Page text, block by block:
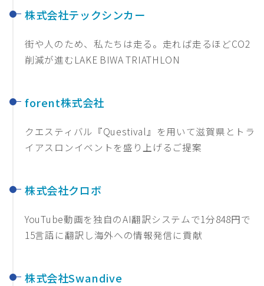
株式会社テックシンカー
街や人のため、私たちは走る。走れば走るほどCO2
削減が進むLAKE BIWA TRIATHLON
forent株式会社
クエスティバル『Questival』を用いて滋賀県とトラ
イアスロンイベントを盛り上げるご提案
株式会社クロボ
YouTube動画を独自のAI翻訳システムで1分848円で
15言語に翻訳し海外への情報発信に貢献
株式会社Swandive